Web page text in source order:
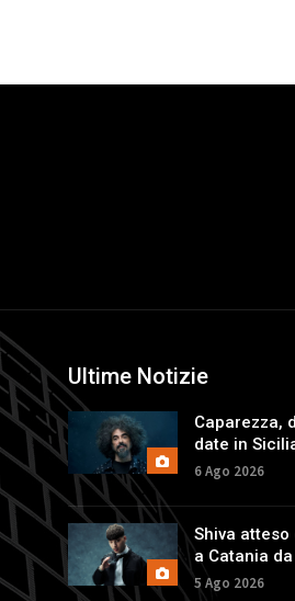
Ultime Notizie
Caparezza,
date in
agosto a
Palermo
6 Ago 2026
Shiva atteso
a Catania
fan, in arrivo
5 Ago 2026